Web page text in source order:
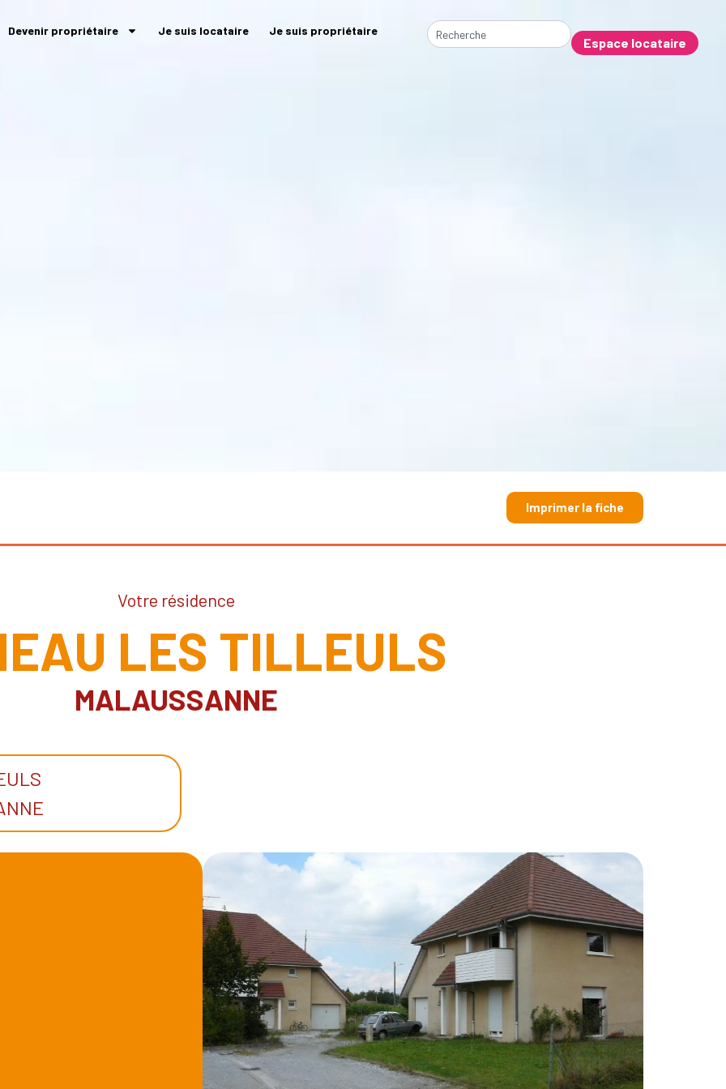
Devenir propriétaire Je suis locataire Je suis propriétaire
Espace locataire
Imprimer la fiche
Votre résidence
LES TILLEULS
MALAUSSANNE